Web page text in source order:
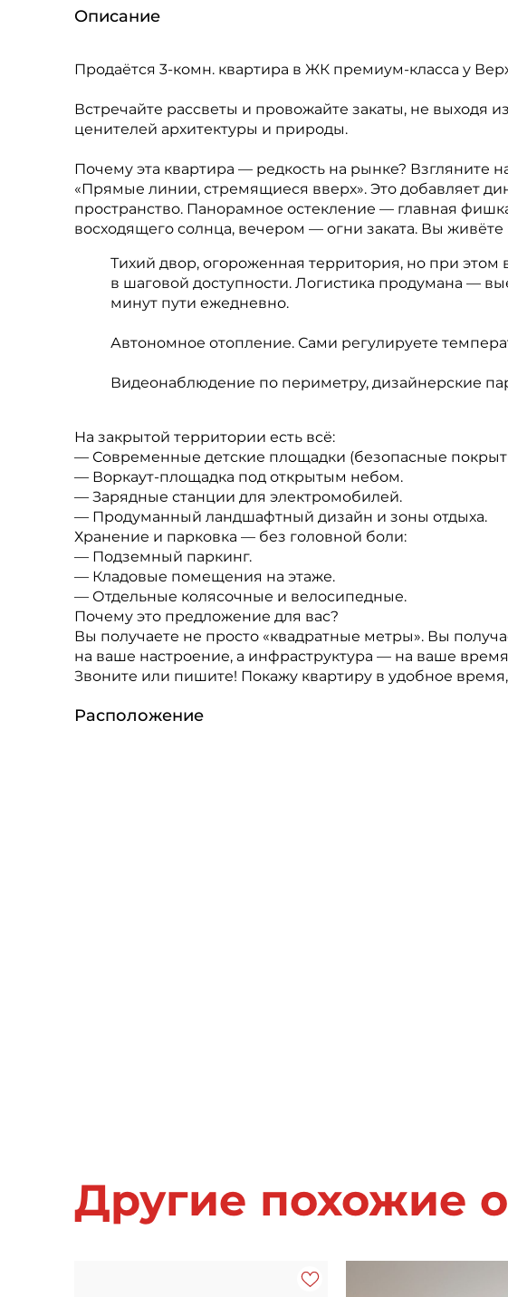
Описание
Продаётся 3-комн. квартира в ЖК премиум-класса у
Встречайте рассветы и провожайте закаты, не выходя
ценителей архитектуры и природы.
Почему эта квартира — редкость на рынке? Взгляните
«Прямые линии, стремящиеся вверх». Это добавляет
пространство. Панорамное остекление — главная
восходящего солнца, вечером — огни заката. Вы живёте
Тихий двор, огороженная территория, но при этом
в шаговой доступности. Логистика продумана —
минут пути ежедневно.
Автономное отопление. Сами регулируете
Видеонаблюдение по периметру, дизайнерские
На закрытой территории есть всё:
— Современные детские площадки (безопасные
— Воркаут-площадка под открытым небом.
— Зарядные станции для электромобилей.
— Продуманный ландшафтный дизайн и зоны отдыха.
Хранение и парковка — без головной боли:
— Подземный паркинг.
— Кладовые помещения на этаже.
— Отдельные колясочные и велосипедные.
Почему это предложение для вас?
Вы получаете не просто «квадратные метры». Вы
на ваше настроение, а инфраструктура — на ваше
Звоните или пишите! Покажу квартиру в удобное
Расположение
Другие похожие